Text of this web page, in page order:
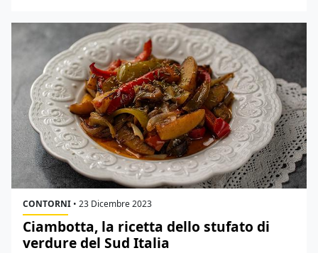
CONTORNI • 23 Dicembre 2023
Ciambotta, la ricetta dello stufato di
verdure del Sud Italia